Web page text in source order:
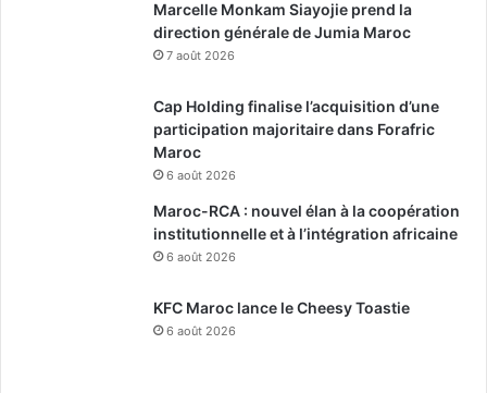
Marcelle Monkam Siayojie prend la
direction générale de Jumia Maroc
7 août 2026
Cap Holding finalise l’acquisition d’une
participation majoritaire dans Forafric
Maroc
6 août 2026
Maroc-RCA : nouvel élan à la coopération
institutionnelle et à l’intégration africaine
6 août 2026
KFC Maroc lance le Cheesy Toastie
6 août 2026